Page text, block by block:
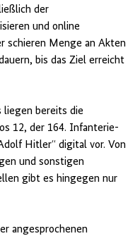
der
und online
schieren Menge an Akten
bis das Ziel erreicht
liegen bereits die
12, der 164. Infanterie-
Hitler“ digital vor. Von
und sonstigen
gibt es hingegen nur
angesprochenen